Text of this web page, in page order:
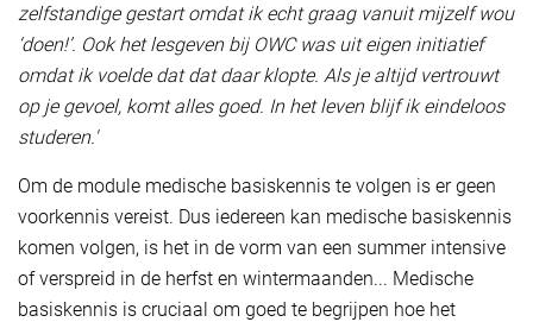
zelfstandige gestart omdat ik echt graag vanuit mijzelf wou
‘doen!’. Ook het lesgeven bij OWC was uit eigen initiatief
omdat ik voelde dat dat daar klopte. Als je altijd vertrouwt
op je gevoel, komt alles goed. In het leven blijf ik eindeloos
studeren.'
Om de module medische basiskennis te volgen is er geen
voorkennis vereist. Dus iedereen kan medische basiskennis
komen volgen, is het in de vorm van een summer intensive
of verspreid in de herfst en wintermaanden... Medische
basiskennis is cruciaal om goed te begrijpen hoe het